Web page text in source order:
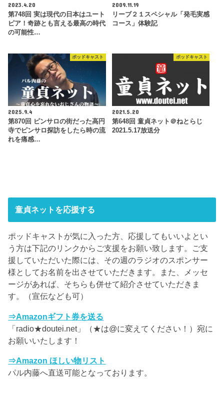
2023.4.20
第748回 実は現代の日本はユート
ピア！奇跡とも言える最高の時代
の可能性…
2009.11.19
リーブ２１スペシャル「発毛実感
コース」体験記
ポッドキャスト
2025.9.4
第870回 ピンサロの街だった高円
寺でピンサロ探訪をしたら時の流
れを痛感…
ポッドキャスト
2021.5.20
第648回 童貞ネット＠ねとらじ
2021.5.17放送分
童貞ネットを応援する
ポッドキャストが気に入った方、応援してもいいよとい
う方は下記のリンクからご支援をお願い致します。ご支
援していただいた際には、その週のラジオのスポンサー
様としてお名前を出させていただきます。また、メッセ
ージがあれば、そちらも併せて紹介させていただきま
す。（宣伝なども可）
⇒Amazonギフト券を送る
「radio★doutei.net」（★は@に変えてください！）宛に
お願いいたします！
⇒Amazon ほしい物リスト
パル内藤へ直送可能となっております。